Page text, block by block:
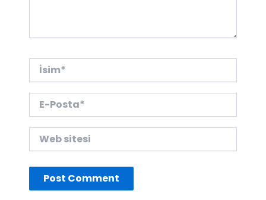
İsim*
Posta*
sitesi